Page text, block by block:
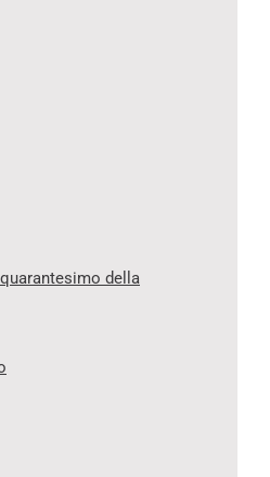
della